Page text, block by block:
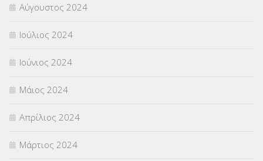
Αύγουστος 2024
Ιούλιος 2024
Ιούνιος 2024
Μάιος 2024
Απρίλιος 2024
Μάρτιος 2024